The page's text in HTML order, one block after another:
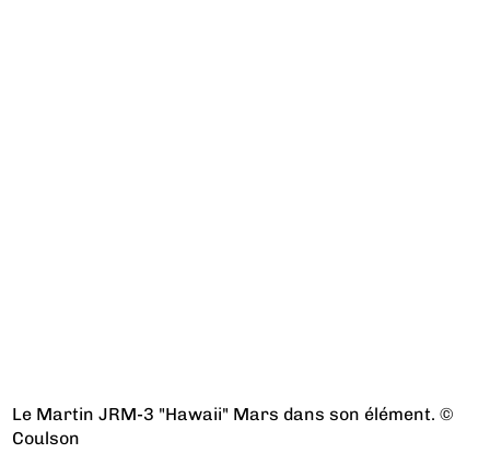
Le Martin JRM-3 "Hawaii" Mars dans son élément. ©
Coulson